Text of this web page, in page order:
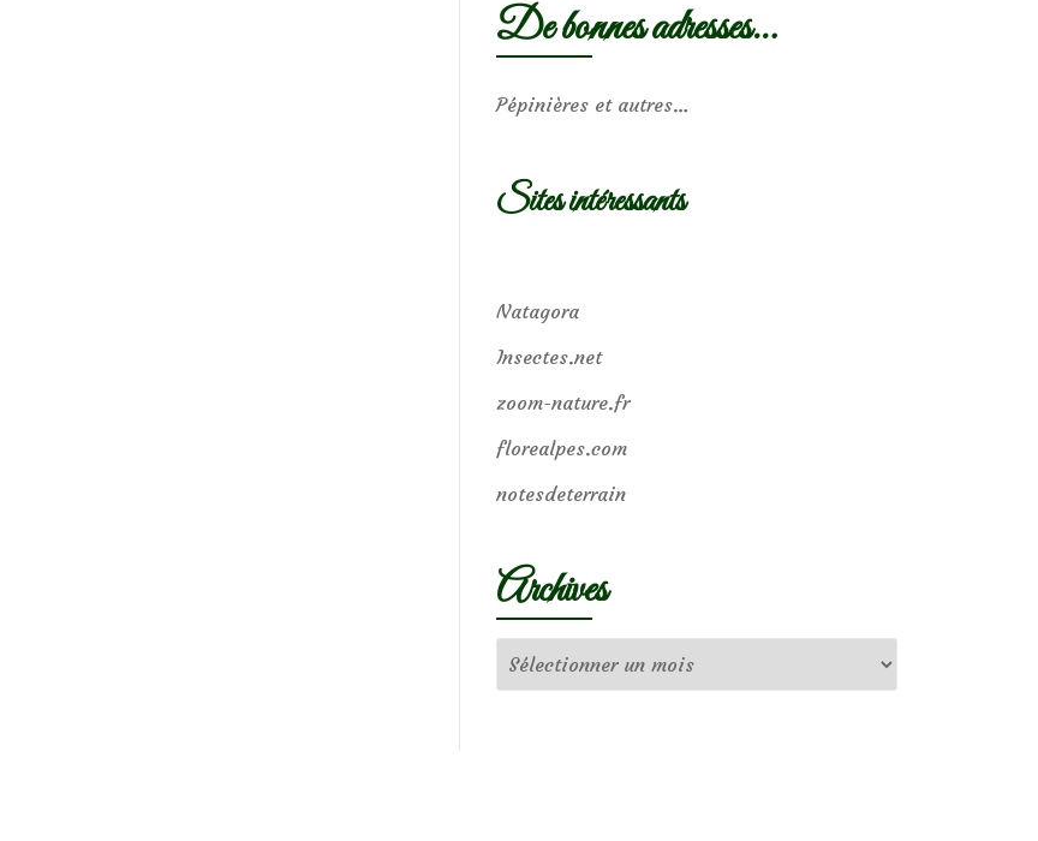
De bonnes adresses…
Pépinières et autres…
Sites intéressants
Natagora
Insectes.net
zoom-nature.fr
florealpes.com
notesdeterrain
Archives
Archives